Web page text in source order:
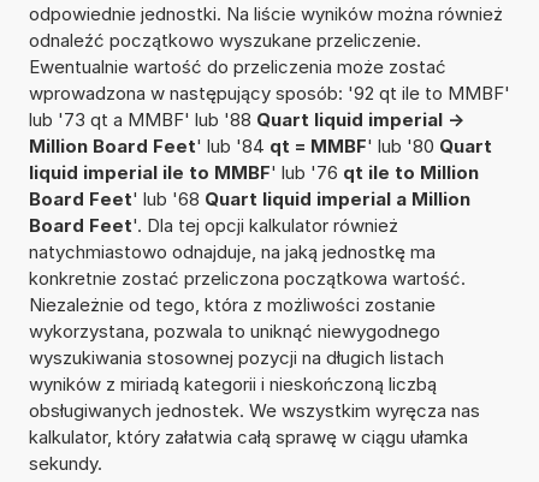
odpowiednie jednostki. Na liście wyników można również
odnaleźć początkowo wyszukane przeliczenie.
Ewentualnie wartość do przeliczenia może zostać
wprowadzona w następujący sposób: '92 qt ile to MMBF'
lub '73 qt a MMBF' lub '88 Quart liquid imperial ->
Million Board Feet' lub '84 qt = MMBF' lub '80 Quart
liquid imperial ile to MMBF' lub '76 qt ile to Million
Board Feet' lub '68 Quart liquid imperial a Million
Board Feet'. Dla tej opcji kalkulator również
natychmiastowo odnajduje, na jaką jednostkę ma
konkretnie zostać przeliczona początkowa wartość.
Niezależnie od tego, która z możliwości zostanie
wykorzystana, pozwala to uniknąć niewygodnego
wyszukiwania stosownej pozycji na długich listach
wyników z miriadą kategorii i nieskończoną liczbą
obsługiwanych jednostek. We wszystkim wyręcza nas
kalkulator, który załatwia całą sprawę w ciągu ułamka
sekundy.